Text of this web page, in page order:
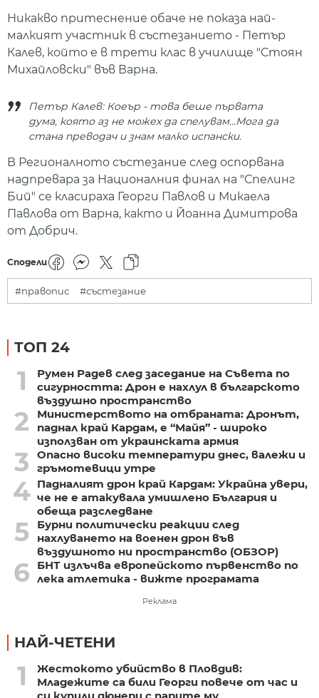
Никакво притеснение обаче не показа най-
малкият участник в състезанието - Петър
Калев, който е в трети клас в училище "Стоян
Михайловски" във Варна.
Петър Калев: Коеър - това беше първата
дума, която аз не можех да спелувам...Мога да
стана преводач и знам малко испански.
В Регионалното състезание след оспорвана
надпревара за Националния финал на "Спелинг
Бий" се класираха Георги Павлов и Микаела
Павлова от Варна, както и Йоанна Димитрова
от Добрич.
Сподели
#правопис #състезание
ТОП 24
1
Румен Радев след заседание на Съвета по
сигурността: Дрон е нахлул в българското
въздушно пространство
2
Министерството на отбраната: Дронът,
паднал край Кардам, е “Майя” - широко
използван от украинската армия
3
Опасно високи температури днес, валежи и
гръмотевици утре
4 Падналият дрон край Кардам: Украйна увери,
че не е атакувала умишлено България и
обеща разследване
5
Бурни политически реакции след
нахлуването на военен дрон във
въздушното ни пространство (ОБЗОР)
6
БНТ излъчва европейското първенство по
лека атлетика - вижте програмата
Реклама
НАЙ-ЧЕТЕНИ
1
Жестокото убийство в Пловдив:
Младежите са били Георги повече от час и